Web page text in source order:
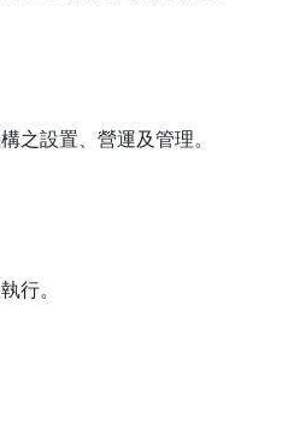
之設置、營運及管理。
行。